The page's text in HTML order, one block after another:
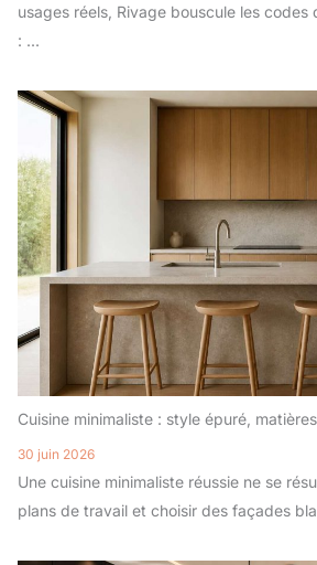
usages réels, Rivage bouscule les codes
: ...
Cuisine minimaliste : style épuré,
30 juin 2026
Une cuisine minimaliste réussie ne se
plans de travail et choisir des façades